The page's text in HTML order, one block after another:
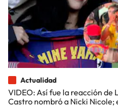
Actualidad
VIDEO: Así fue la reacción de
Castro nombró a Nicki Nicole;